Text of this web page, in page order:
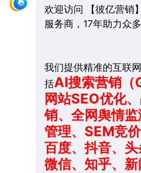
欢迎访问 【彼亿营
服务商，17年助力众
我们提供精准的互联
括AI搜索营销（
网站SEO优化
销、全网舆情
管理、SEM竞
百度、抖音、头
微信、知乎、